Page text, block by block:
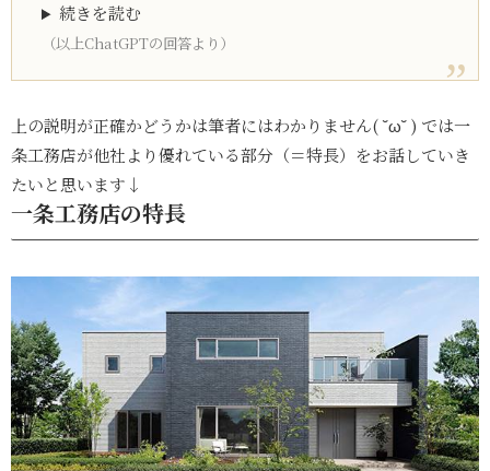
続きを読む
（以上ChatGPTの回答より）
上の説明が正確かどうかは筆者にはわかりません( ˘ω˘ ) では一
条工務店が他社より優れている部分（＝特長）をお話していき
たいと思います↓
一条工務店の特長